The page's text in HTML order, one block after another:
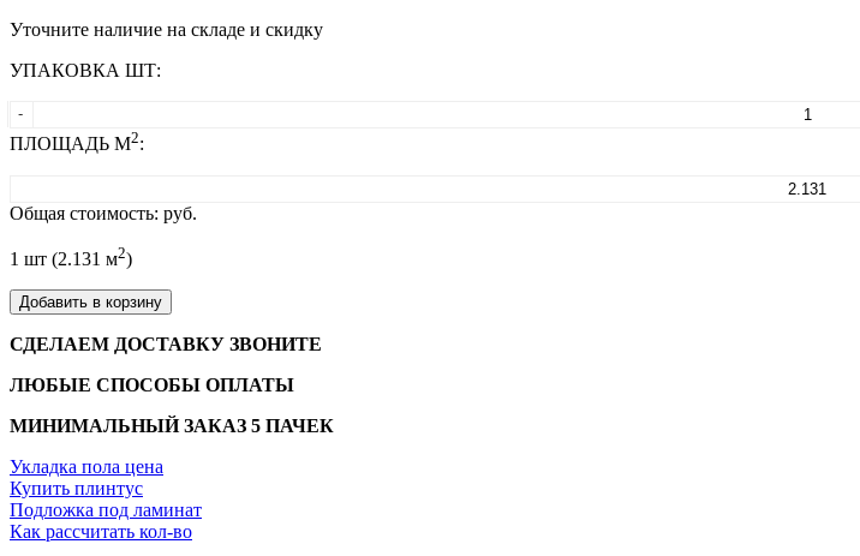
Уточните наличие на складе и скидку
УПАКОВКА ШТ:
-
ПЛОЩАДЬ М2:
Общая стоимость: руб.
1 шт (2.131 м2)
Добавить в корзину
СДЕЛАЕМ ДОСТАВКУ ЗВОНИТЕ
ЛЮБЫЕ СПОСОБЫ ОПЛАТЫ
МИНИМАЛЬНЫЙ ЗАКАЗ 5 ПАЧЕК
Укладка пола цена
Купить плинтус
Подложка под ламинат
Как рассчитать кол-во